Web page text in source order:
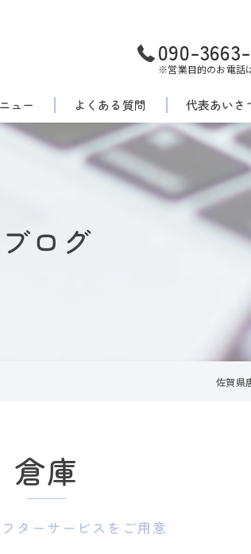
090-
※営業目的のお電話
ュー よくある質問 代表あいさ
ブログ
佐賀県
倉庫
ターサービスをご用意